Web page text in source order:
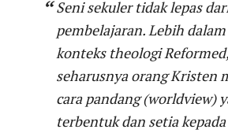
Seni sekuler tidak lepas
pembelajaran. Lebih
konteks theologi Reformed,
seharusnya orang Kristen
cara pandang (worldview)
terbentuk dan setia